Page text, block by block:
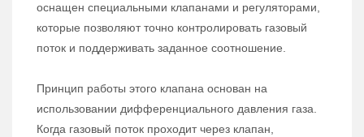
оснащен специальными клапанами и регуляторами,
которые позволяют точно контролировать газовый
поток и поддерживать заданное соотношение.
Принцип работы этого клапана основан на
использовании дифференциального давления газа.
Когда газовый поток проходит через клапан,